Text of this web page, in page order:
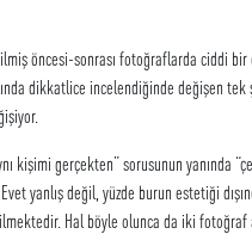
sonrası fotoğraflarda ciddi bir
dikkatlice incelendiğinde değişen
gerçekten” sorusunun yanında
yanlış değil, yüzde burun estetiği
Hal böyle olunca da iki fotoğraf